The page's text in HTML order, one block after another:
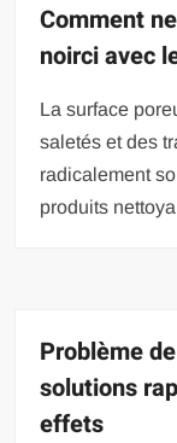
Comment
noirci avec
La surface
saletés et des
radicalement
produits
Problème
solutions
effets